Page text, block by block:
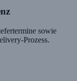
sowie
Prozess.